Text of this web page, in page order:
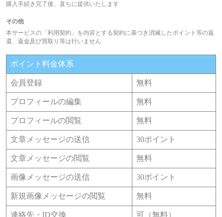
購入手続き完了後、直ちに提供いたします
その他
本サービスの「利用契約」を内容とする契約に基づき消滅したポイント等の返
還、返金及び買取り等は行いません
ポイント料金体系
会員登録 無料
プロフィールの編集 無料
プロフィールの閲覧 無料
文章メッセージの送信 30ポイント
文章メッセージの閲覧 無料
画像メッセージの送信 30ポイント
新規画像メッセージの閲覧 無料
連絡先・ID交換 可（無料）